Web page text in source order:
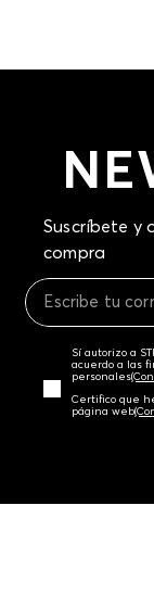
Suscríbete y
compra
Sí autorizo a
acuerdo a las
personales‎
Certifico que
página web‎